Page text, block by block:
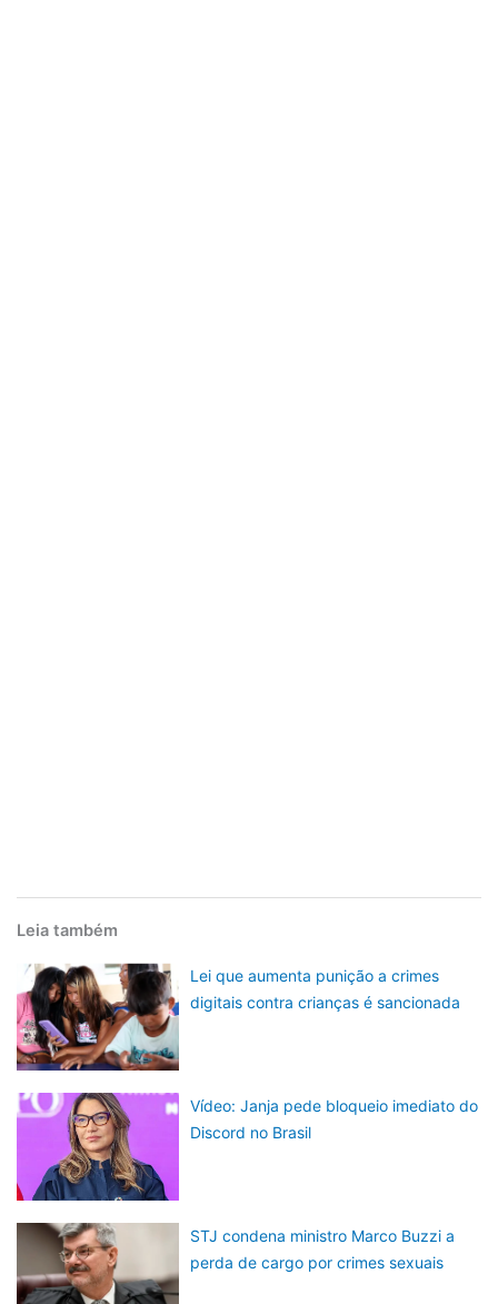
Leia também
Lei que aumenta punição a crimes
digitais contra crianças é sancionada
Vídeo: Janja pede bloqueio imediato do
Discord no Brasil
STJ condena ministro Marco Buzzi a
perda de cargo por crimes sexuais